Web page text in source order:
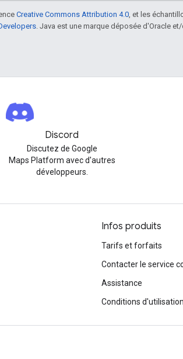
Creative Commons Attribution 4.0 , et les
. Java est une marque déposée d'Oracle
Discord
Discutez de Google
Maps Platform avec d'autres
développeurs.
Infos produits
Tarifs et forfaits
Contacter le service
Assistance
Conditions d'utilisation